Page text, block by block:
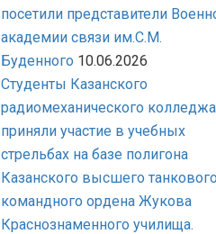
посетили представители
академии связи им.С.М.
Буденного 10.06.2026
Студенты Казанского
радиомеханического колледжа
приняли участие в учебных
стрельбах на базе полигона
Казанского высшего танкового
командного ордена Жукова
Краснознаменного училища.